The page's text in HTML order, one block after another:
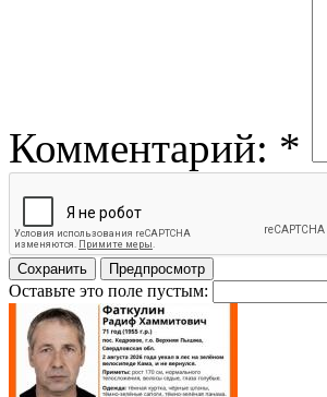
Комментарий: *
Оставьте это поле пустым: